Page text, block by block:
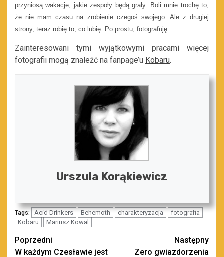
przyniosą wakacje, jakie zespoły będą grały. Boli mnie trochę to,
że nie mam czasu na zrobienie czegoś swojego. Ale z drugiej
strony, teraz robię to, co lubię. Po prostu, fotografuję.
Zainteresowani tymi wyjątkowymi pracami więcej
fotografii mogą znaleźć na fanpage’u Kobaru.
Urszula Korąkiewicz
Tags: Acid Drinkers Behemoth charakteryzacja
fotografia
Kobaru
Mariusz Kowal
Zobacz
Poprzedni
W każdym Czesławie jest
Następny
Zero gwiazdorzenia